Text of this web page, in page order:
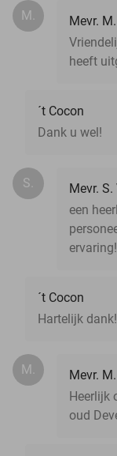
M.
Mevr.
heeft
´t Cocon
Dank u wel!
S.
Mevr. S.
een
ervaring!
´t Cocon
Hartelijk dank!
M.
Mevr.
Heerlijk
oud